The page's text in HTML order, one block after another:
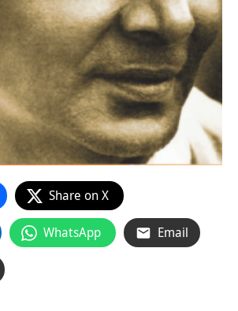
Share on X
WhatsApp Email